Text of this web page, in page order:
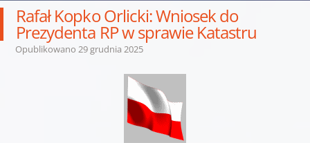
Rafał Kopko Orlicki: Wniosek do
Prezydenta RP w sprawie Katastru
Opublikowano 29 grudnia 2025